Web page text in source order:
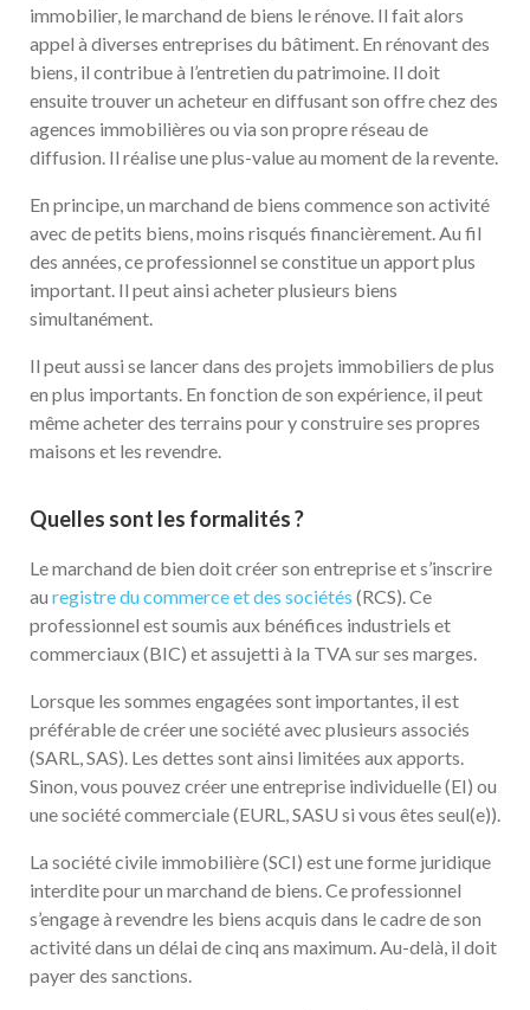
immobilier, le marchand de biens le rénove. Il fait alors
appel à diverses entreprises du bâtiment. En rénovant des
biens, il contribue à l’entretien du patrimoine. Il doit
ensuite trouver un acheteur en diffusant son offre chez des
agences immobilières ou via son propre réseau de
diffusion. Il réalise une plus-value au moment de la revente.
En principe, un marchand de biens commence son activité
avec de petits biens, moins risqués financièrement. Au fil
des années, ce professionnel se constitue un apport plus
important. Il peut ainsi acheter plusieurs biens
simultanément.
Il peut aussi se lancer dans des projets immobiliers de plus
en plus importants. En fonction de son expérience, il peut
même acheter des terrains pour y construire ses propres
maisons et les revendre.
Quelles sont les formalités ?
Le marchand de bien doit créer son entreprise et s’inscrire
au registre du commerce et des sociétés (RCS). Ce
professionnel est soumis aux bénéfices industriels et
commerciaux (BIC) et assujetti à la TVA sur ses marges.
Lorsque les sommes engagées sont importantes, il est
préférable de créer une société avec plusieurs associés
(SARL, SAS). Les dettes sont ainsi limitées aux apports.
Sinon, vous pouvez créer une entreprise individuelle (EI) ou
une société commerciale (EURL, SASU si vous êtes seul(e)).
La société civile immobilière (SCI) est une forme juridique
interdite pour un marchand de biens. Ce professionnel
s’engage à revendre les biens acquis dans le cadre de son
activité dans un délai de cinq ans maximum. Au-delà, il doit
payer des sanctions.